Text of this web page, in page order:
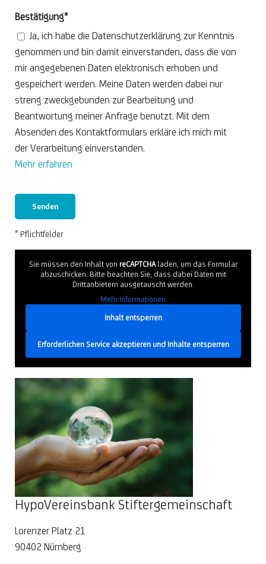
Bestätigung*
Ja, ich habe die Datenschutzerklärung zur Kenntnis
genommen und bin damit einverstanden, dass die von
mir angegebenen Daten elektronisch erhoben und
gespeichert werden. Meine Daten werden dabei nur
streng zweckgebunden zur Bearbeitung und
Beantwortung meiner Anfrage benutzt. Mit dem
Absenden des Kontaktformulars erkläre ich mich mit
der Verarbeitung einverstanden.
Mehr erfahren
* Pflichtfelder
Sie müssen den Inhalt von reCAPTCHAladen, um das Formular
abzuschicken. Bitte beachten Sie, dass dabei Daten mit
Drittanbietern ausgetauscht werden.
Mehr Informationen
Inhalt entsperren
Erforderlichen Service akzeptieren und Inhalte entsperren
HypoVereinsbank Stiftergemeinschaft
Lorenzer Platz 21
90402 Nürnberg